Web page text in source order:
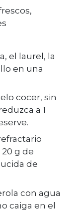
el laurel, la
en una
cocer, sin
a 1
g de
de
con agua
caiga en el